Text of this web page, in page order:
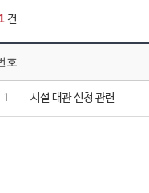
1 건
호
1 시설 대관 신청 관련